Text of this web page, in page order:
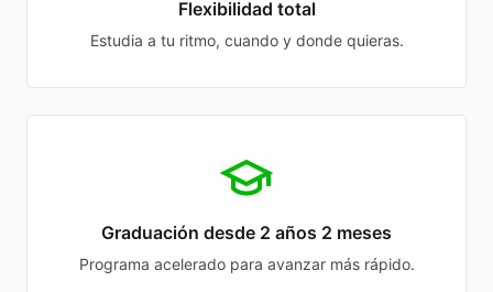
Flexibilidad total
Estudia a tu ritmo, cuando y donde quieras.
Graduación desde 2 años 2 meses
Programa acelerado para avanzar más rápido.